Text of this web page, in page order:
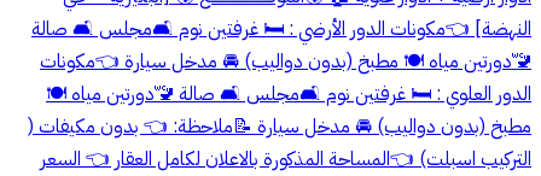
النهضة] 👈مكونات الدور الأرضي : 🛏️ غرفتين نوم 🛋️مجلس 🛋️ صالة
🚾دورتين مياه 🍽️ مطبخ (بدون دواليب) 🚘 مدخل سيارة 👈مكونات
الدور العلوي : 🛏️ غرفتين نوم 🛋️مجلس 🛋️ صالة 🚾دورتين مياه 🍽️
مطبخ (بدون دواليب) 🚘 مدخل سيارة 📝ملاحظة: 👈 بدون مكيفات (
التركيب اسبلت) 👈المساحة المذكورة بالاعلان لكامل العقار 👈 السعر